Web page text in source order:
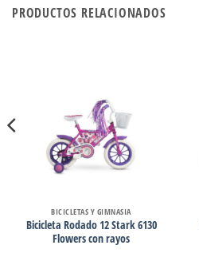
PRODUCTOS RELACIONADOS
BICICLETAS Y GIMNASIA
Bicicleta Rodado 12 Stark 6130
Flowers con rayos